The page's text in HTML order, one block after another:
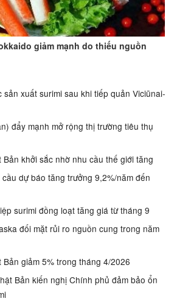
giảm mạnh do thiếu nguồn
sản xuất surimi sau khi tiếp quản Viciūnai-
đẩy mạnh mở rộng thị trường tiêu thụ
khởi sắc nhờ nhu cầu thế giới tăng
dự báo tăng trưởng 9,2%/năm đến
surimi đồng loạt tăng giá từ tháng 9
đối mặt rủi ro nguồn cung trong năm
giảm 5% trong tháng 4/2026
Bản kiến nghị Chính phủ đảm bảo ổn